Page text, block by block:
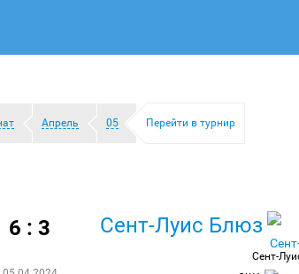
Апрель 05 Перейти в турнир
6 : 3 Сент-Луис Блюз
Сент-